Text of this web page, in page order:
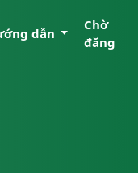
dẫn
Chờ
đăng